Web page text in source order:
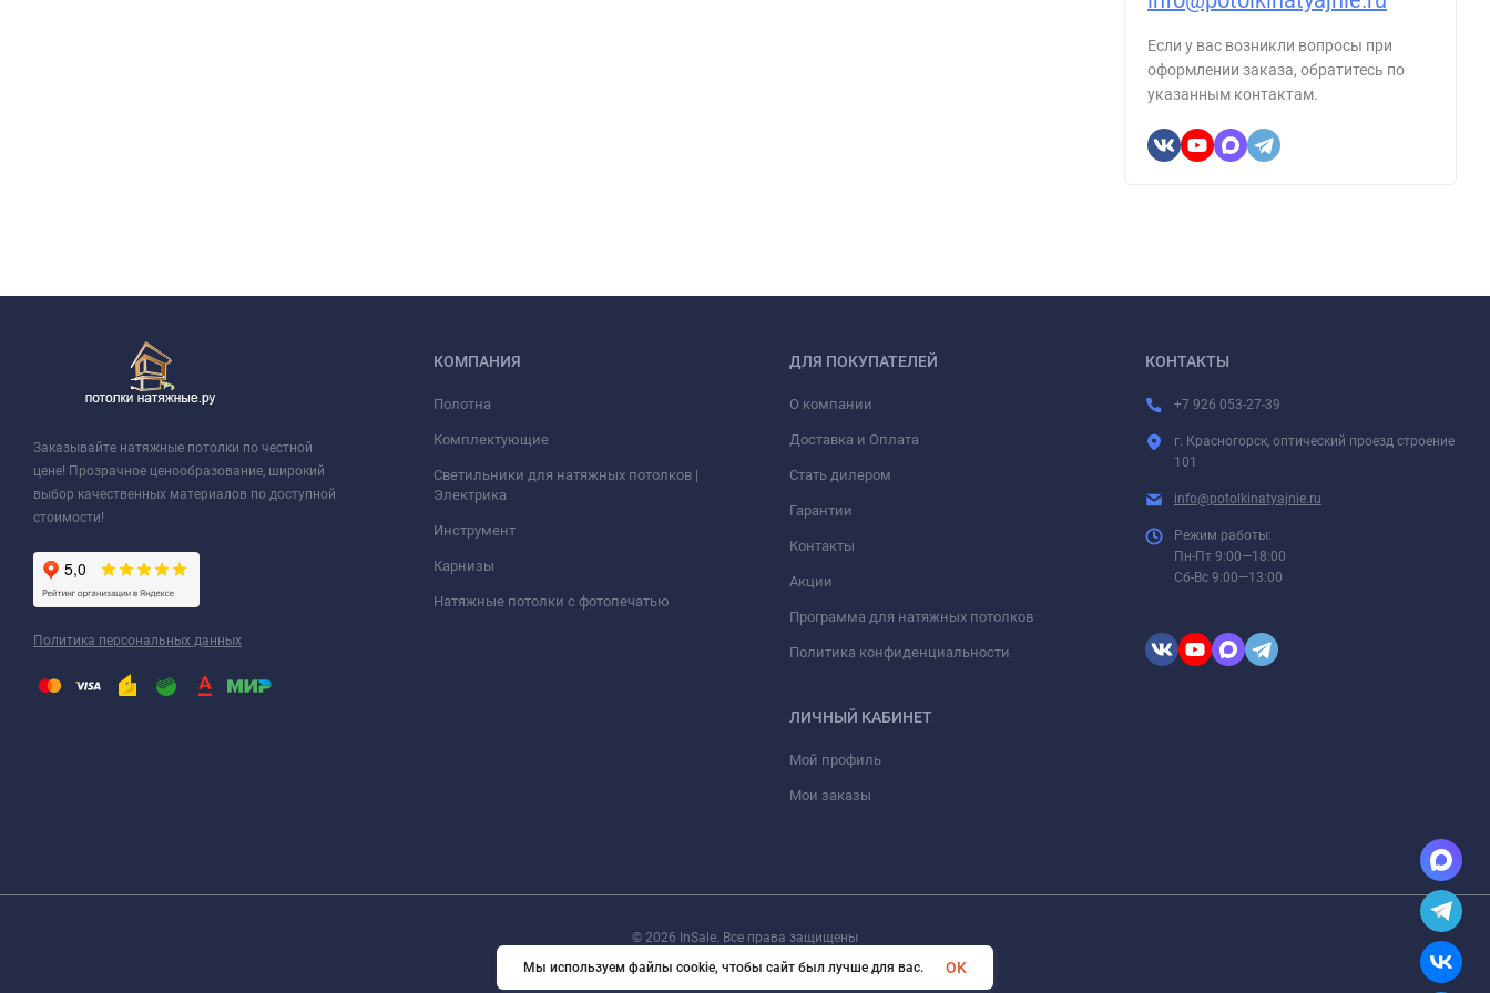
Если у вас возникли вопросы при
оформлении заказа, обратитесь по
указанным контактам.
Заказывайте натяжные потолки по честной
цене! Прозрачное ценообразование, широкий
выбор качественных материалов по доступной
стоимости!
Политика персональных данных
КОМПАНИЯ
Полотна
Комплектующие
Светильники для натяжных потолков |
Электрика
Инструмент
Карнизы
Натяжные потолки с фотопечатью
ДЛЯ ПОКУПАТЕЛЕЙ
О компании
Доставка и Оплата
Стать дилером
Гарантии
Контакты
Акции
Программа для натяжных потолков
Политика конфиденциальности
ЛИЧНЫЙ КАБИНЕТ
Мой профиль
Мои заказы
КОНТАКТЫ
+7 926 053-27-39
г. Красногорск, оптический проезд строение
101
info@potolkinatyajnie.ru
Режим работы:
Пн-Пт 9:00—18:00
Сб-Вс 9:00—13:00
© 2026 InSale. Все права защищены
Мы используем файлы cookie, чтобы сайт был лучше для вас.
OK